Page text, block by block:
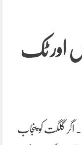
اور ٹک
گلگت کو پنجاب